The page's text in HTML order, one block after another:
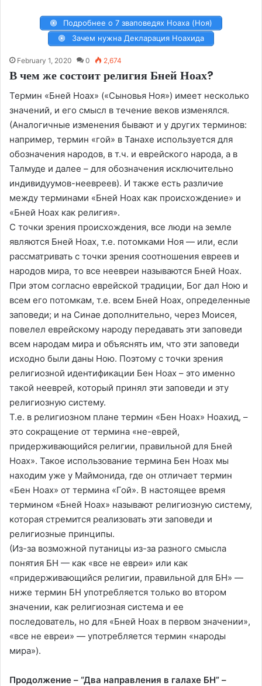
Подробнее о 7 зваповедях Ноаха (Ноя)
Зачем нужна Декларация Ноахида
February 1, 2020 0 2,674
В чем же состоит религия Бней Ноах?
Термин «Бней Ноах» («Сыновья Ноя») имеет несколько
значений, и его смысл в течение веков изменялся.
(Аналогичные изменения бывают и у других терминов:
например, термин «гой» в Танахе используется для
обозначения народов, в т.ч. и еврейского народа, а в
Талмуде и далее – для обозначения исключительно
индивидуумов-неевреев). И также есть различие
между терминами «Бней Ноах как происхождение» и
«Бней Ноах как религия».
С точки зрения происхождения, все люди на земле
являются Бней Ноах, т.е. потомками Ноя — или, если
рассматривать с точки зрения соотношения евреев и
народов мира, то все неевреи называются Бней Ноах.
При этом согласно еврейской традиции, Бог дал Ною и
всем его потомкам, т.е. всем Бней Ноах, определенные
заповеди; и на Синае дополнительно, через Моисея,
повелел еврейскому народу передавать эти заповеди
всем народам мира и объяснять им, что эти заповеди
исходно были даны Ною. Поэтому с точки зрения
религиозной идентификации Бен Ноах – это именно
такой нееврей, который принял эти заповеди и эту
религиозную систему.
Т.е. в религиозном плане термин «Бен Ноах» Ноахид, –
это сокращение от термина «не-еврей,
придерживающийся религии, правильной для Бней
Ноах». Такое использование термина Бен Ноах мы
находим уже у Маймонида, где он отличает термин
«Бен Ноах» от термина «Гой». В настоящее время
термином «Бней Ноах» называют религиозную систему,
которая стремится реализовать эти заповеди и
религиозные принципы.
(Из-за возможной путаницы из-за разного смысла
понятия БН — как «все не евреи» или как
«придерживающийся религии, правильной для БН» —
ниже термин БН употребляется только во втором
значении, как религиозная система и ее
последователь, но для «Бней Ноах в первом значении»,
«все не евреи» — употребляется термин «народы
мира»).
Продолжение – “Два направления в галахе БН” –